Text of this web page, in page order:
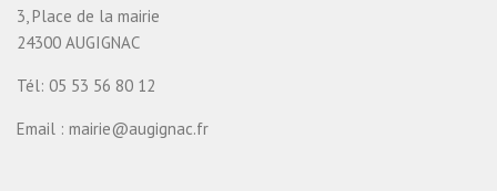
3, Place de la mairie
24300 AUGIGNAC
Tél: 05 53 56 80 12
Email : mairie@augignac.fr